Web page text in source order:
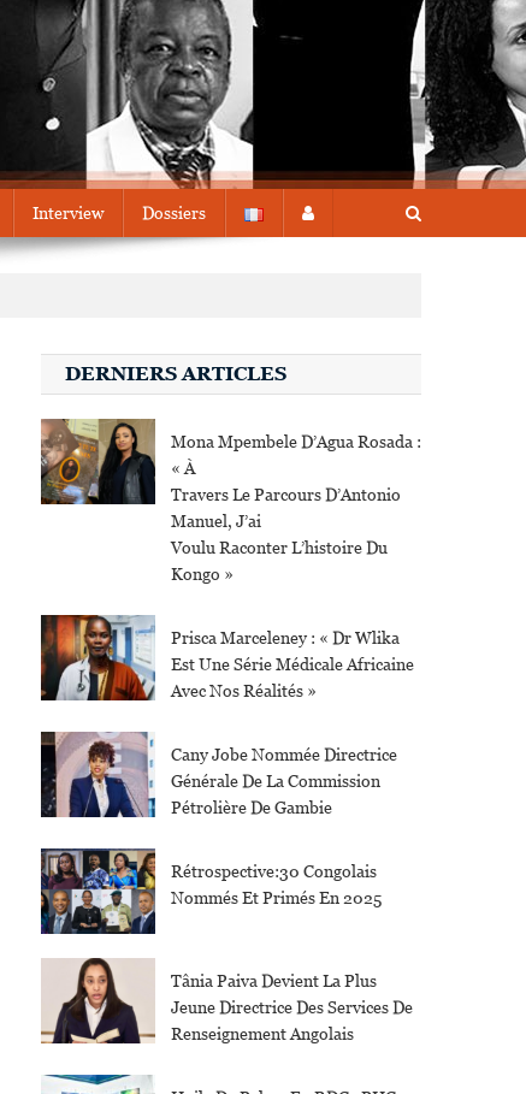
Interview Dossiers
DERNIERS ARTICLES
Mona Mpembele D’Agua Rosada :
« À
Travers Le Parcours D’Antonio
Manuel, J’ai
Voulu Raconter L’histoire Du
Kongo »
Prisca Marceleney : « Dr Wlika
Est Une Série Médicale Africaine
Avec Nos Réalités »
Cany Jobe Nommée Directrice
Générale De La Commission
Pétrolière De Gambie
Rétrospective:30 Congolais
Nommés Et Primés En 2025
Tânia Paiva Devient La Plus
Jeune Directrice Des Services De
Renseignement Angolais